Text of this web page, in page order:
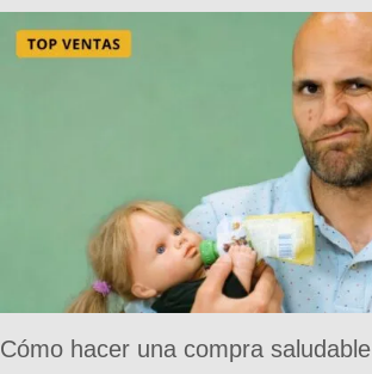
Cómo hacer una compra saludable